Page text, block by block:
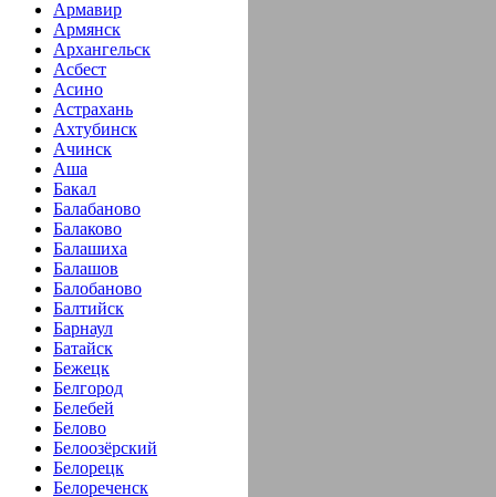
Армавир
Армянск
Архангельск
Асбест
Асино
Астрахань
Ахтубинск
Ачинск
Аша
Бакал
Балабаново
Балаково
Балашиха
Балашов
Балобаново
Балтийск
Барнаул
Батайск
Бежецк
Белгород
Белебей
Белово
Белоозёрский
Белорецк
Белореченск